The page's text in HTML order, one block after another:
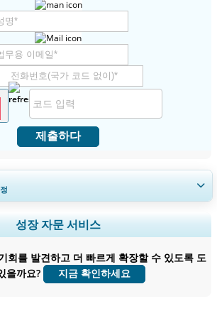
제출하다
, 세그먼트 분석, 기업 프로필, 경쟁 벤치마킹, 및 최
종 사용자 인사이트.
지금 맞춤 설정
성장 자문 서비스
회를 발견하고 더 빠르게 확장할 수 있도록 도
을까요?
지금 확인하세요